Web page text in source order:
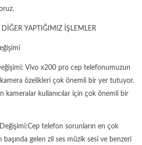
YAPTIĞIMIZ İŞLEMLER
Vivo x200 pro cep telefonumuzun
kamera özelikleri çok önemli bir yer tutuyor.
kameralar kullanıcılar için çok önemli bir
telefon sorunların en çok
gelen zil ses müzik sesi ve benzeri